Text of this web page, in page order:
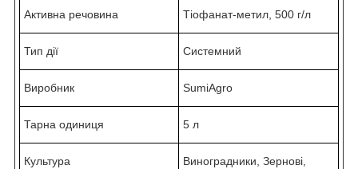
Активна речовина Тіофанат-метил, 500 г/л
Тип дії Системний
Виробник SumiAgro
Тарна одиниця 5 л
Культура
Виноградники, Зернові,